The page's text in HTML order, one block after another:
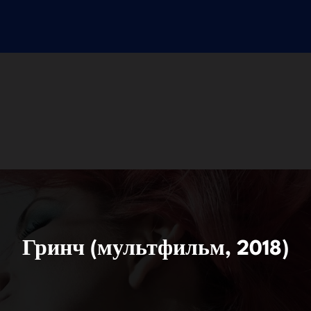
Гринч (мультфильм, 2018)